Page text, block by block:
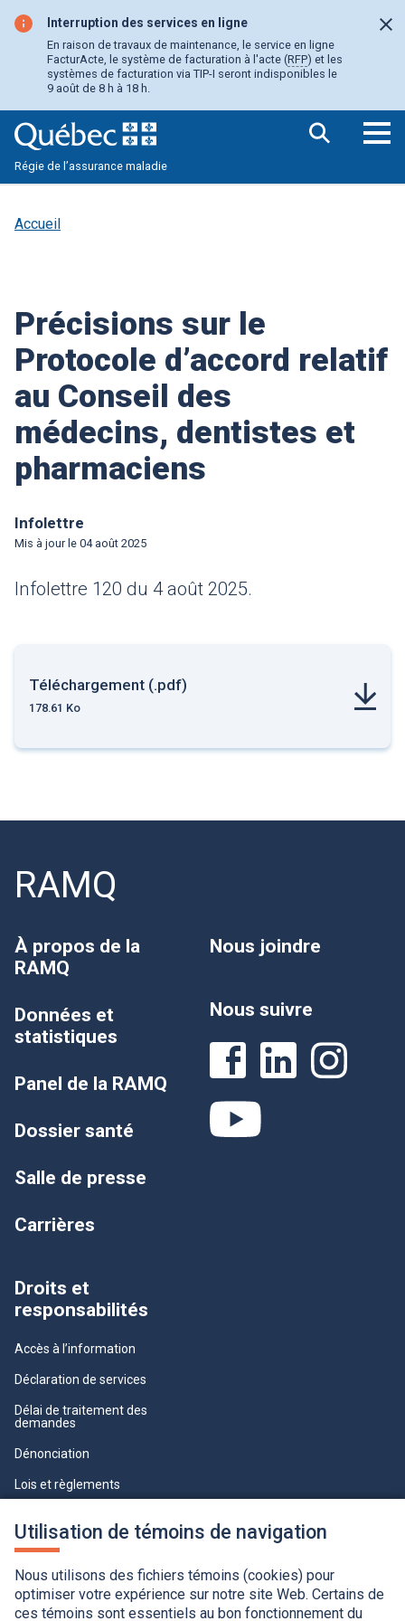
Utilisation de témoins de navigation
Nous utilisons des fichiers témoins (cookies) pour
optimiser votre expérience sur notre site Web. Certains de
ces témoins sont essentiels au bon fonctionnement du
contenu
principal
Interruption des services en ligne
En raison de travaux de maintenance, le service en ligne
FacturActe, le système de facturation à l'acte (RFP) et les
systèmes de facturation via TIP-I seront indisponibles le
9 août de 8 h à 18 h.
Régie de l’assurance maladie
Accueil
Précisions sur le
Protocole d’accord relatif
au Conseil des
médecins, dentistes et
pharmaciens
Infolettre
Mis à jour le 04 août 2025
Infolettre 120 du 4 août 2025.
Téléchargement (.pdf)
178.61 Ko
RAMQ
À propos de la
RAMQ
Données et
statistiques
Panel de la RAMQ
Dossier santé
Salle de presse
Carrières
Droits et
responsabilités
Accès à l’information
Déclaration de services
Délai de traitement des
demandes
Dénonciation
Lois et règlements
professionnelle
Nous joindre
Nous suivre